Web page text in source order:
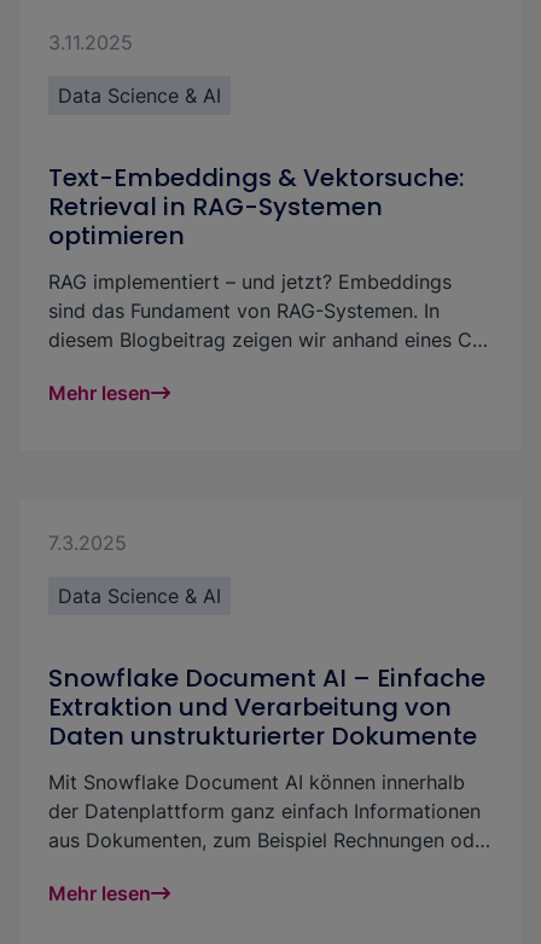
3.11.2025
Data Science & AI
Text-Embeddings & Vektorsuche:
Retrieval in RAG-Systemen
optimieren
RAG implementiert – und jetzt? Embeddings
sind das Fundament von RAG-Systemen. In
diesem Blogbeitrag zeigen wir anhand eines CV-
von Text-Embeddings die Vektorsuche
Mehr lesen
7.3.2025
Data Science & AI
Snowflake Document AI – Einfache
Extraktion und Verarbeitung von
Daten unstrukturierter Dokumente
Mit Snowflake Document AI können innerhalb
der Datenplattform ganz einfach Informationen
aus Dokumenten, zum Beispiel Rechnungen oder
werden. Document AI ist unkompliziert und
Mehr lesen